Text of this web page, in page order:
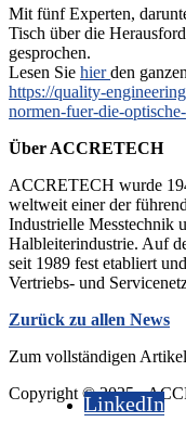
Mit fünf Experten,
Tisch über die
gesprochen.
Lesen Sie hierden
https://quality-
normen-fuer-die-
Über ACCRETECH
ACCRETECH wurde
weltweit einer der
Industrielle Messtechnik
Halbleiterindustrie. Auf
seit 1989 fest etabliert
Vertriebs- und
Zurück zu allen News
Zum vollständigen
Copyright © 2025 -
LinkedIn